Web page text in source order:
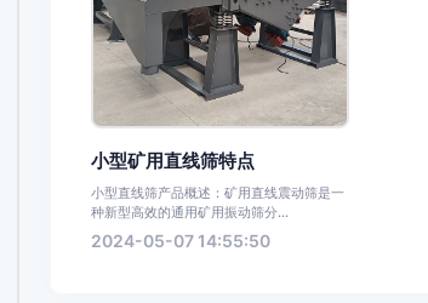
小型矿用直线筛特点
小型直线筛产品概述：矿用直线震动筛是一
种新型高效的通用矿用振动筛分...
2024-05-07 14:55:50